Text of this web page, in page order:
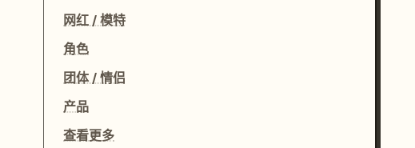
网红 / 模特
角色
团体 / 情侣
产品
查看更多